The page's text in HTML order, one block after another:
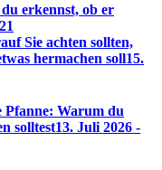
erkennst, ob er
Sie achten sollten,
hermachen soll15.
Warum du
solltest13. Juli 2026 -